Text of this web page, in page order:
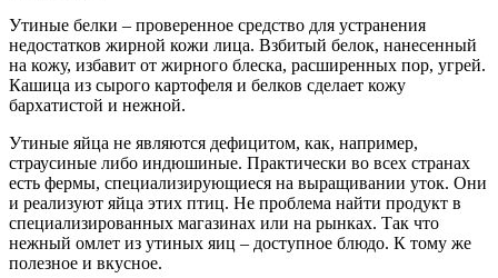
Утиные белки – проверенное средство для устранения
недостатков жирной кожи лица. Взбитый белок, нанесенный
на кожу, избавит от жирного блеска, расширенных пор, угрей.
Кашица из сырого картофеля и белков сделает кожу
бархатистой и нежной.
Утиные яйца не являются дефицитом, как, например,
страусиные либо индюшиные. Практически во всех странах
есть фермы, специализирующиеся на выращивании уток. Они
и реализуют яйца этих птиц. Не проблема найти продукт в
специализированных магазинах или на рынках. Так что
нежный омлет из утиных яиц – доступное блюдо. К тому же
полезное и вкусное.